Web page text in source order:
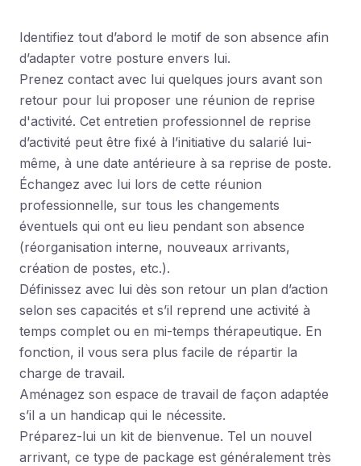
Identifiez tout d’abord le motif de son absence afin
d’adapter votre posture envers lui.
Prenez contact avec lui quelques jours avant son
retour pour lui proposer une réunion de reprise
d'activité. Cet entretien professionnel de reprise
d’activité peut être fixé à l’initiative du salarié lui-
même, à une date antérieure à sa reprise de poste.
Échangez avec lui lors de cette réunion
professionnelle, sur tous les changements
éventuels qui ont eu lieu pendant son absence
(réorganisation interne, nouveaux arrivants,
création de postes, etc.).
Définissez avec lui dès son retour un plan d’action
selon ses capacités et s’il reprend une activité à
temps complet ou en mi-temps thérapeutique. En
fonction, il vous sera plus facile de répartir la
charge de travail.
Aménagez son espace de travail de façon adaptée
s’il a un handicap qui le nécessite.
Préparez-lui un kit de bienvenue. Tel un nouvel
arrivant, ce type de package est généralement très